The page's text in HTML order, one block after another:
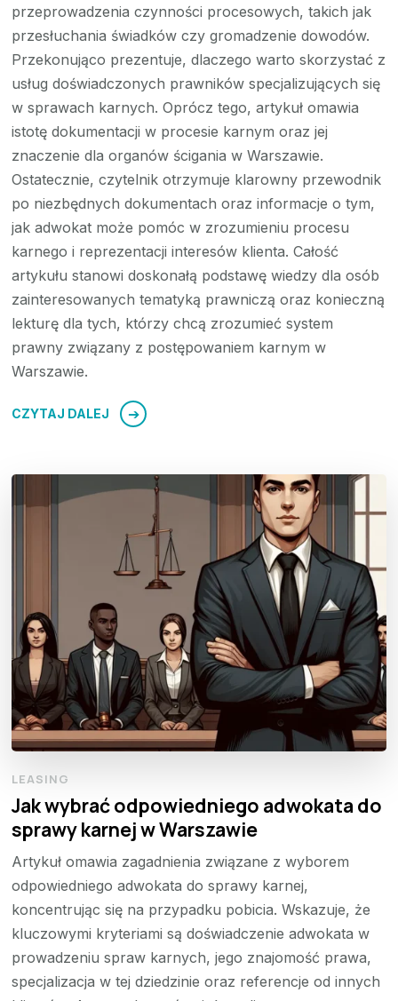
przeprowadzenia czynności procesowych, takich jak
przesłuchania świadków czy gromadzenie dowodów.
Przekonująco prezentuje, dlaczego warto skorzystać z
usług doświadczonych prawników specjalizujących się
w sprawach karnych. Oprócz tego, artykuł omawia
istotę dokumentacji w procesie karnym oraz jej
znaczenie dla organów ścigania w Warszawie.
Ostatecznie, czytelnik otrzymuje klarowny przewodnik
po niezbędnych dokumentach oraz informacje o tym,
jak adwokat może pomóc w zrozumieniu procesu
karnego i reprezentacji interesów klienta. Całość
artykułu stanowi doskonałą podstawę wiedzy dla osób
zainteresowanych tematyką prawniczą oraz konieczną
lekturę dla tych, którzy chcą zrozumieć system
prawny związany z postępowaniem karnym w
Warszawie.
CZYTAJ DALEJ
LEASING
Jak wybrać odpowiedniego adwokata do
sprawy karnej w Warszawie
Artykuł omawia zagadnienia związane z wyborem
odpowiedniego adwokata do sprawy karnej,
koncentrując się na przypadku pobicia. Wskazuje, że
kluczowymi kryteriami są doświadczenie adwokata w
prowadzeniu spraw karnych, jego znajomość prawa,
specjalizacja w tej dziedzinie oraz referencje od innych